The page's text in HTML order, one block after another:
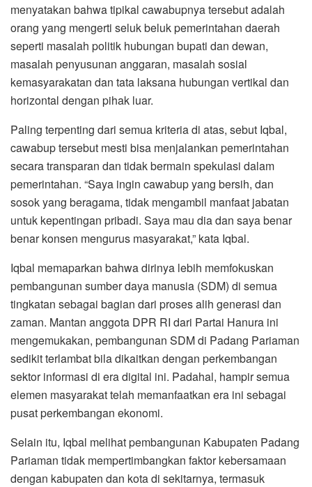
menyatakan bahwa tipikal cawabupnya tersebut adalah
orang yang mengerti seluk beluk pemerintahan daerah
seperti masalah politik hubungan bupati dan dewan,
masalah penyusunan anggaran, masalah sosial
kemasyarakatan dan tata laksana hubungan vertikal dan
horizontal dengan pihak luar.
Paling terpenting dari semua kriteria di atas, sebut Iqbal,
cawabup tersebut mesti bisa menjalankan pemerintahan
secara transparan dan tidak bermain spekulasi dalam
pemerintahan. “Saya ingin cawabup yang bersih, dan
sosok yang beragama, tidak mengambil manfaat jabatan
untuk kepentingan pribadi. Saya mau dia dan saya benar
benar konsen mengurus masyarakat,” kata Iqbal.
Iqbal memaparkan bahwa dirinya lebih memfokuskan
pembangunan sumber daya manusia (SDM) di semua
tingkatan sebagai bagian dari proses alih generasi dan
zaman. Mantan anggota DPR RI dari Partai Hanura ini
mengemukakan, pembangunan SDM di Padang Pariaman
sedikit terlambat bila dikaitkan dengan perkembangan
sektor informasi di era digital ini. Padahal, hampir semua
elemen masyarakat telah memanfaatkan era ini sebagai
pusat perkembangan ekonomi.
Selain itu, Iqbal melihat pembangunan Kabupaten Padang
Pariaman tidak mempertimbangkan faktor kebersamaan
dengan kabupaten dan kota di sekitarnya, termasuk